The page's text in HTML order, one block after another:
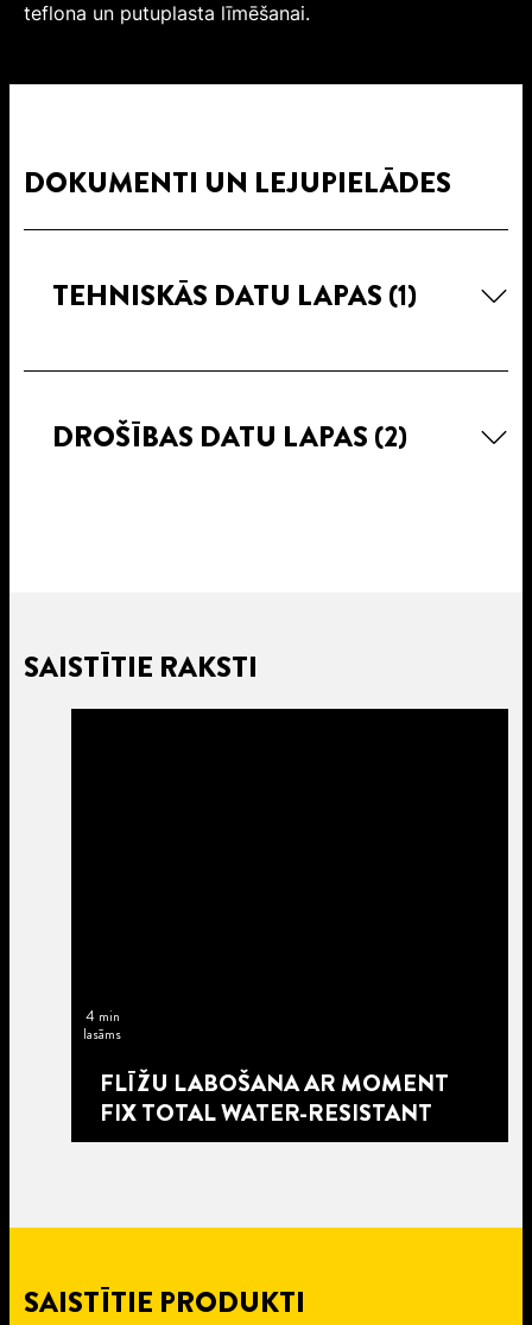
teflona un putuplasta līmēšanai.
DOKUMENTI UN LEJUPIELĀDES
TEHNISKĀS DATU LAPAS (1)
DROŠĪBAS DATU LAPAS (2)
SAISTĪTIE RAKSTI
4 min
lasāms
FLĪŽU LABOŠANA AR MOMENT
FIX TOTAL WATER-RESISTANT
SAISTĪTIE PRODUKTI